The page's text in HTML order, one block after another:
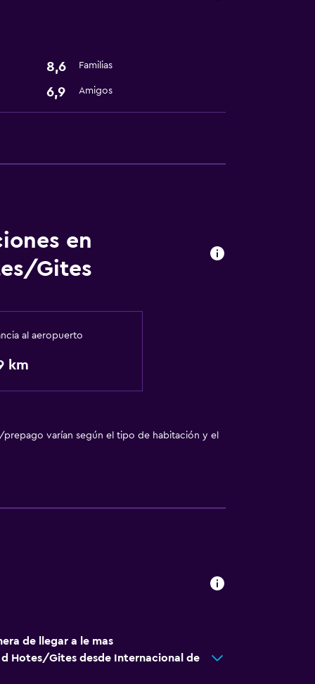
8,6 Familias
6,9 Amigos
en
Gites
al aeropuerto
km
prepago varían según el tipo de habitación y el
de llegar a le mas
Hotes/Gites desde Internacional de